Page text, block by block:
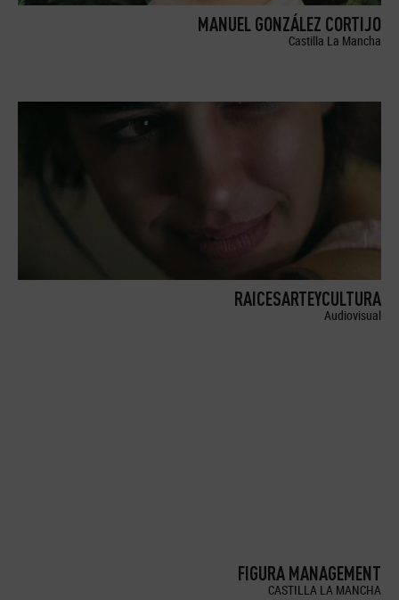
MANUEL GONZÁLEZ CORTIJO
Castilla La Mancha
RAICESARTEYCULTURA
Audiovisual
FIGURA MANAGEMENT
CASTILLA LA MANCHA